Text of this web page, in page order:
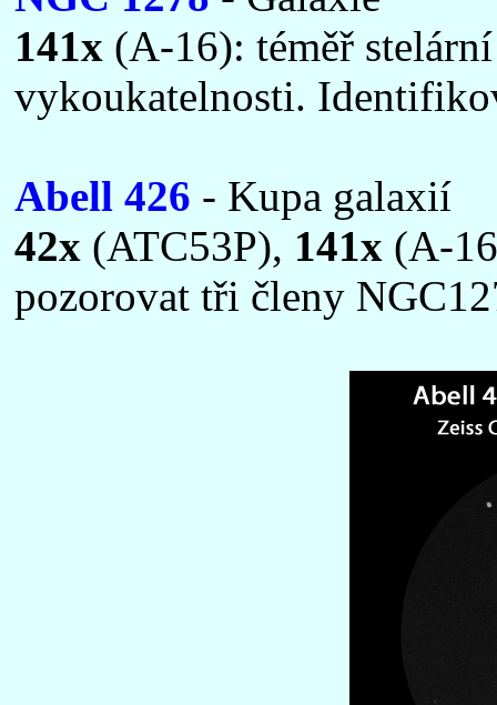
141x (A-16): téměř
vykoukatelnosti.
Abell 426 - Kupa galaxií
42x (ATC53P), 141x (A-
pozorovat tři členy